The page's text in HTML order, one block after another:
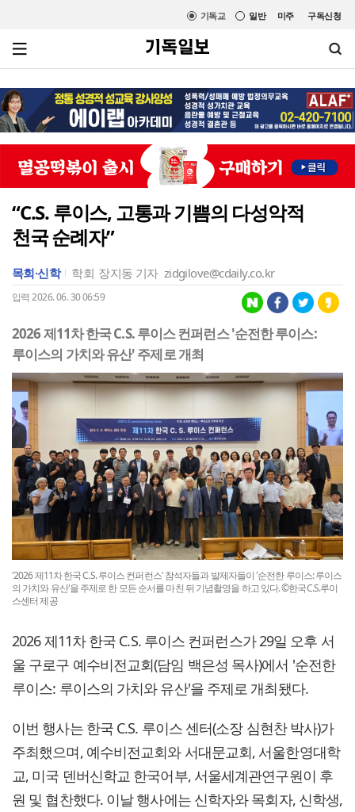
미주 구독신청
일반
기독교
“C.S. 루이스, 고통과 기쁨의 다성악적
천국 순례자”
목회·신학 학회 장지동 기자 zidgilove@cdaily.co.kr
입력 2026. 06. 30 06:59
2026 제11차 한국 C.S. 루이스 컨퍼런스 '순전한 루이스:
루이스의 가치와 유산' 주제로 개최
'2026 제11차 한국 C.S. 루이스 컨퍼런스' 참석자들과 발제자들이 '순전한 루이스: 루이스
의 가치와 유산'을 주제로 한 모든 순서를 마친 뒤 기념촬영을 하고 있다. ©한국C.S.루이
스센터 제공
2026 제11차 한국 C.S. 루이스 컨퍼런스가 29일 오후 서
울 구로구 예수비전교회(담임 백은성 목사)에서 '순전한
루이스: 루이스의 가치와 유산'을 주제로 개최됐다.
이번 행사는 한국 C.S. 루이스 센터(소장 심현찬 박사)가
주최했으며, 예수비전교회와 서대문교회, 서울한영대학
교, 미국 덴버신학교 한국어부, 서울세계관연구원이 후
원 및 협찬했다. 이날 행사에는 신학자와 목회자, 신학생,